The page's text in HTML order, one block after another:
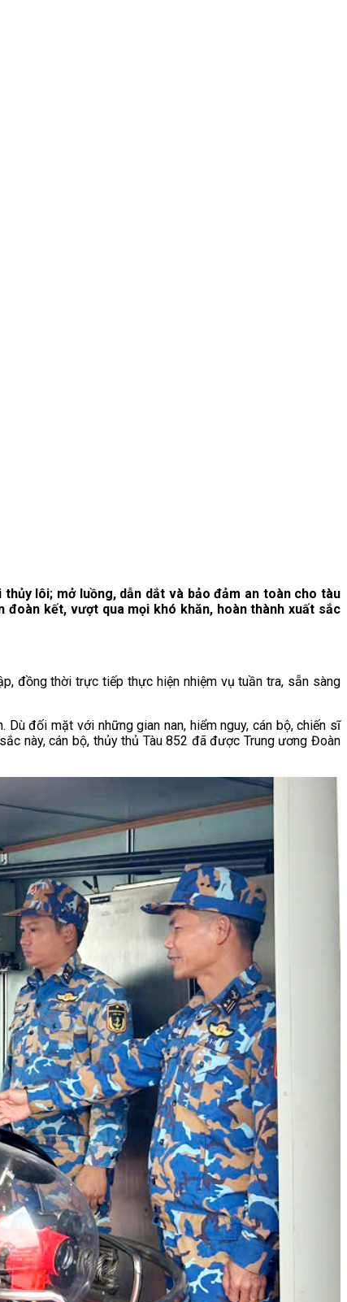
thủy lôi; mở luồng, dẫn dắt và bảo đảm an toàn chotàu
đoàn kết, vượt qua mọi khó khăn, hoàn thành xuất sắc
đồng thời trực tiếp thực hiện nhiệm vụ tuần tra, sẵn sàng
đối mặt với những gian nan, hiểm nguy, cán bộ, chiến sĩ
này, cán bộ, thủy thủ Tàu 852 đã được Trung ương Đoàn